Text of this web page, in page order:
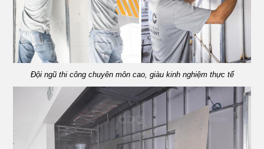
Đội ngũ thi công chuyên môn cao, giàu kinh nghiệm thực tế